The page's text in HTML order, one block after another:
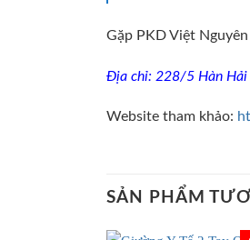
Gặp PKD Việt
Địa chỉ: 228/5 Hàn Hải
Website tham khảo:
SẢN PHẨM